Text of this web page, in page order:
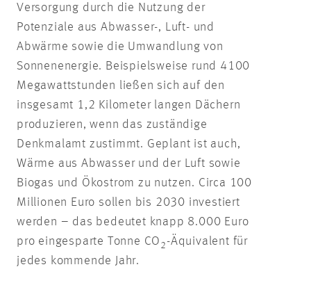
Versorgung durch die Nutzung der
Potenziale aus Abwasser-, Luft- und
Abwärme sowie die Umwandlung von
Sonnenenergie. Beispielsweise rund 4100
Megawattstunden ließen sich auf den
insgesamt 1,2 Kilometer langen Dächern
produzieren, wenn das zuständige
Denkmalamt zustimmt. Geplant ist auch,
Wärme aus Abwasser und der Luft sowie
Biogas und Ökostrom zu nutzen. Circa 100
Millionen Euro sollen bis 2030 investiert
werden – das bedeutet knapp 8.000 Euro
pro eingesparte Tonne CO 2 -Äquivalent für
jedes kommende Jahr.